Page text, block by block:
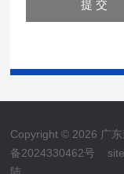
Copyright © 2026 广
备2024330462号
陆